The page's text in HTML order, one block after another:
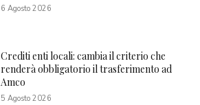
6 Agosto 2026
Crediti enti locali: cambia il criterio che
renderà obbligatorio il trasferimento ad
Amco
5 Agosto 2026